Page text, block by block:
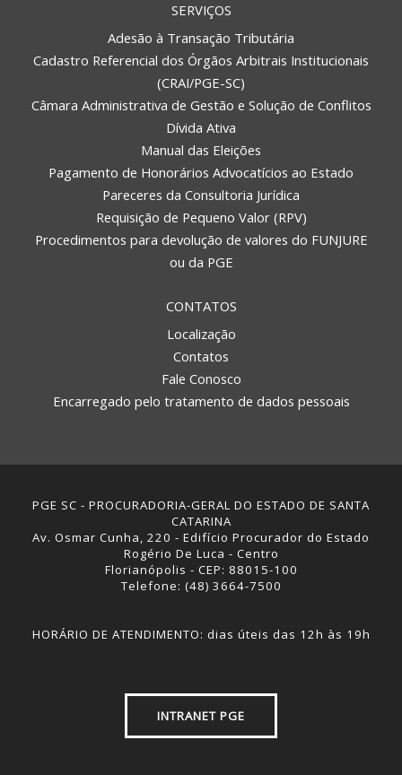
SERVIÇOS
Adesão à Transação Tributária
Cadastro Referencial dos Órgãos Arbitrais Institucionais
(CRAI/PGE-SC)
Câmara Administrativa de Gestão e Solução de Conflitos
Dívida Ativa
Manual das Eleições
Pagamento de Honorários Advocatícios ao Estado
Pareceres da Consultoria Jurídica
Requisição de Pequeno Valor (RPV)
Procedimentos para devolução de valores do FUNJURE
ou da PGE
CONTATOS
Localização
Contatos
Fale Conosco
Encarregado pelo tratamento de dados pessoais
PGE SC - PROCURADORIA-GERAL DO ESTADO DE SANTA
CATARINA
Av. Osmar Cunha, 220 - Edifício Procurador do Estado
Rogério De Luca - Centro
Florianópolis - CEP: 88015-100
Telefone: (48) 3664-7500
HORÁRIO DE ATENDIMENTO: dias úteis das 12h às 19h
INTRANET PGE